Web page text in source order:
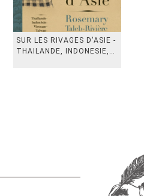
SUR LES RIVAGES D'ASIE -
THAILANDE, INDONESIE,